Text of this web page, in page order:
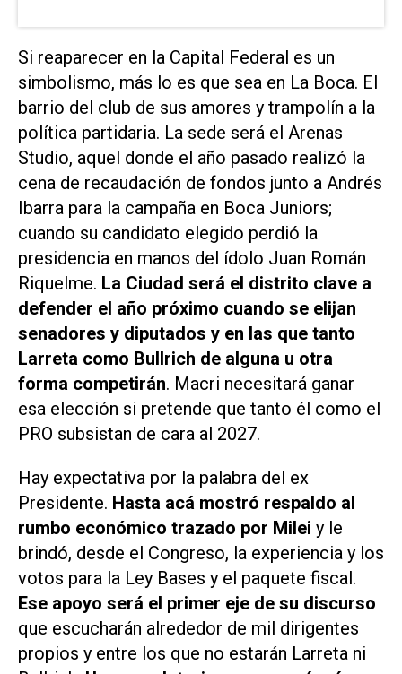
Si reaparecer en la Capital Federal es un
simbolismo, más lo es que sea en La Boca. El
barrio del club de sus amores y trampolín a la
política partidaria. La sede será el Arenas
Studio, aquel donde el año pasado realizó la
cena de recaudación de fondos junto a Andrés
Ibarra para la campaña en Boca Juniors;
cuando su candidato elegido perdió la
presidencia en manos del ídolo Juan Román
Riquelme. La Ciudad será el distrito clave a
defender el año próximo cuando se elijan
senadores y diputados y en las que tanto
Larreta como Bullrich de alguna u otra
forma competirán. Macri necesitará ganar
esa elección si pretende que tanto él como el
PRO subsistan de cara al 2027.
Hay expectativa por la palabra del ex
Presidente. Hasta acá mostró respaldo al
rumbo económico trazado por Milei y le
brindó, desde el Congreso, la experiencia y los
votos para la Ley Bases y el paquete fiscal.
Ese apoyo será el primer eje de su discurso
que escucharán alrededor de mil dirigentes
propios y entre los que no estarán Larreta ni